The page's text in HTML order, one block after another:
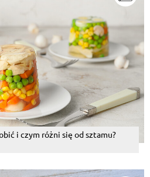
i czym różni się od sztamu?